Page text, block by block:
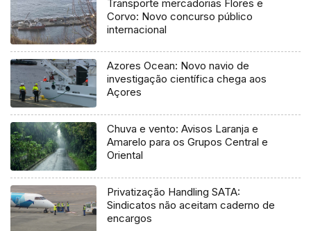
Transporte mercadorias Flores e
Corvo: Novo concurso público
internacional
Azores Ocean: Novo navio de
investigação científica chega aos
Açores
Chuva e vento: Avisos Laranja e
Amarelo para os Grupos Central e
Oriental
Privatização Handling SATA:
Sindicatos não aceitam caderno de
encargos